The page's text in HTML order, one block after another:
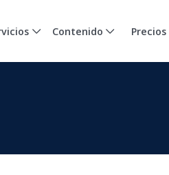
Contenido Precios